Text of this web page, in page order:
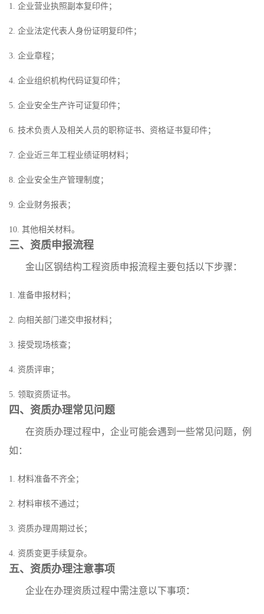
1. 企业营业执照副本复印件；
2. 企业法定代表人身份证明复印件；
3. 企业章程；
4. 企业组织机构代码证复印件；
5. 企业安全生产许可证复印件；
6. 技术负责人及相关人员的职称证书、资格证书复印件；
7. 企业近三年工程业绩证明材料；
8. 企业安全生产管理制度；
9. 企业财务报表；
10. 其他相关材料。
三、资质申报流程
金山区钢结构工程资质申报流程主要包括以下步骤：
1. 准备申报材料；
2. 向相关部门递交申报材料；
3. 接受现场核查；
4. 资质评审；
5. 领取资质证书。
四、资质办理常见问题
在资质办理过程中，企业可能会遇到一些常见问题，例
如：
1. 材料准备不齐全；
2. 材料审核不通过；
3. 资质办理周期过长；
4. 资质变更手续复杂。
五、资质办理注意事项
企业在办理资质过程中需注意以下事项：